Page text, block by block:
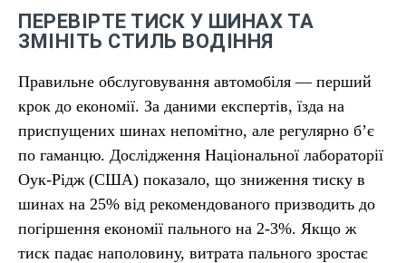
ПЕРЕВІРТЕ ТИСК У ШИНАХ ТА
ЗМІНІТЬ СТИЛЬ ВОДІННЯ
Правильне обслуговування автомобіля — перший
крок до економії. За даними експертів, їзда на
приспущених шинах непомітно, але регулярно б’є
по гаманцю. Дослідження Національної лабораторії
Оук-Рідж (США) показало, що зниження тиску в
шинах на 25% від рекомендованого призводить до
погіршення економії пального на 2-3%. Якщо ж
тиск падає наполовину, витрата пального зростає